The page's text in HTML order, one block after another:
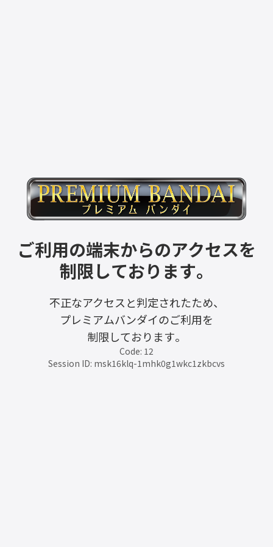
ご利用の端末からのアクセスを
制限しております。
不正なアクセスと判定されたため、
プレミアムバンダイのご利用を
制限しております。
Code: 12
Session ID: msk16klq-1mhk0g1wkc1zkbcvs